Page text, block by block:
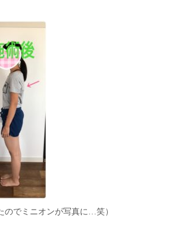
のでミニオンが写真に…笑）